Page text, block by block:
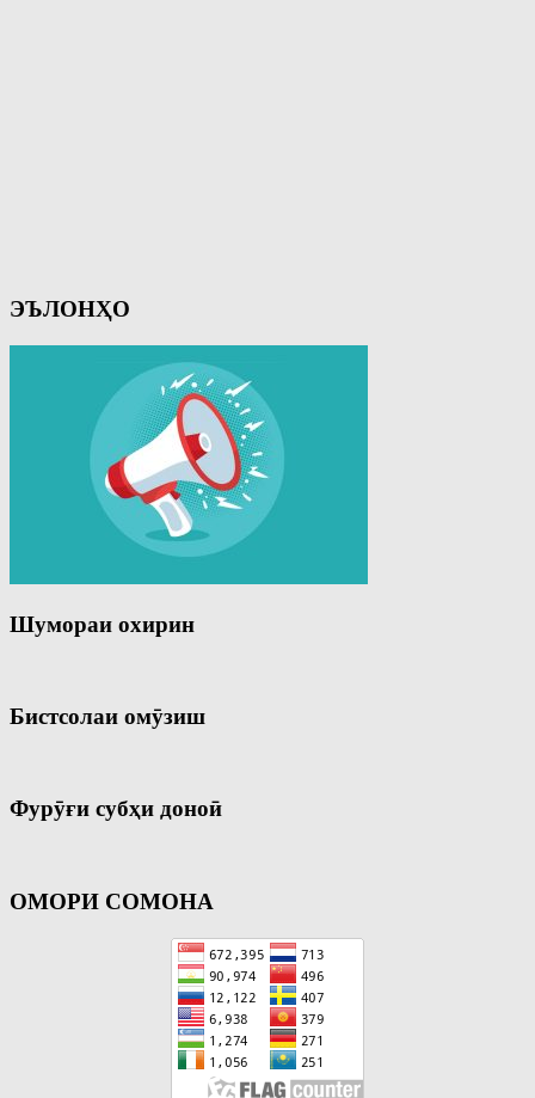
ЭЪЛОНҲО
Шумораи охирин
Бистсолаи омӯзиш
Фурӯғи субҳи доноӣ
ОМОРИ СОМОНА